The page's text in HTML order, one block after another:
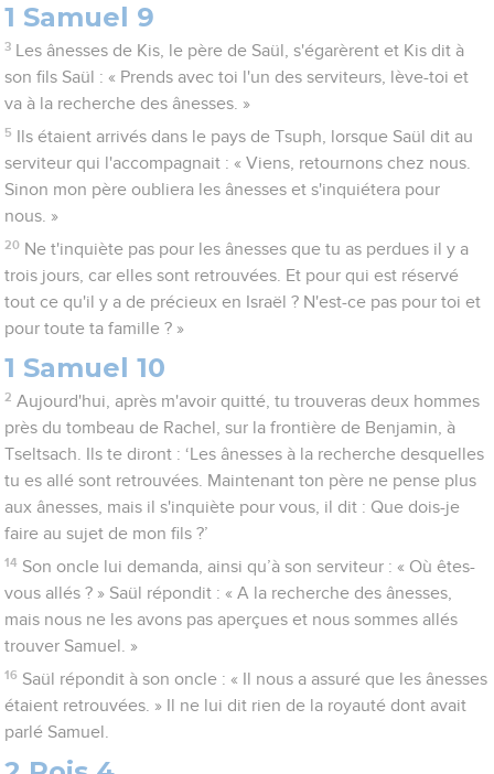
1 Samuel 9
3
Les ânesses de Kis, le père de Saül, s'égarèrent et Kis dit à
son fils Saül : « Prends avec toi l'un des serviteurs, lève-toi et
va à la recherche des ânesses. »
5
Ils étaient arrivés dans le pays de Tsuph, lorsque Saül dit au
serviteur qui l'accompagnait : « Viens, retournons chez nous.
Sinon mon père oubliera les ânesses et s'inquiétera pour
nous. »
20 Ne t'inquiète pas pour les ânesses que tu as perdues il y a
trois jours, car elles sont retrouvées. Et pour qui est réservé
tout ce qu'il y a de précieux en Israël ? N'est-ce pas pour toi et
pour toute ta famille ? »
1 Samuel 10
2 Aujourd'hui, après m'avoir quitté, tu trouveras deux hommes
près du tombeau de Rachel, sur la frontière de Benjamin, à
Tseltsach. Ils te diront : ‘Les ânesses à la recherche desquelles
tu es allé sont retrouvées. Maintenant ton père ne pense plus
aux ânesses, mais il s'inquiète pour vous, il dit : Que dois-je
faire au sujet de mon fils ?’
14 Son oncle lui demanda, ainsi qu’à son serviteur : « Où êtes-
vous allés ? » Saül répondit : « A la recherche des ânesses,
mais nous ne les avons pas aperçues et nous sommes allés
trouver Samuel. »
16 Saül répondit à son oncle : « Il nous a assuré que les ânesses
étaient retrouvées. » Il ne lui dit rien de la royauté dont avait
parlé Samuel.